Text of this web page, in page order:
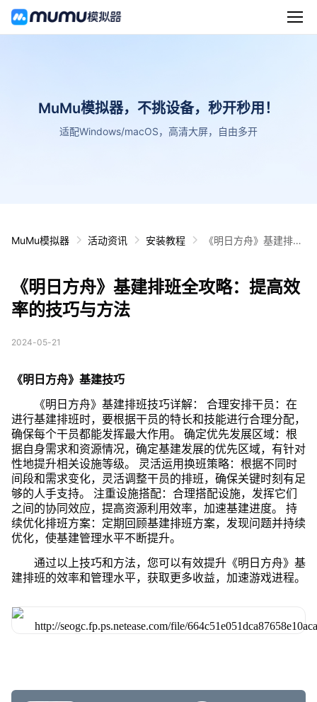
MuMu模拟器，不挑设备，秒开秒用！
适配Windows/macOS，高清大屏，自由多开
MuMu模拟器 活动资讯 安装教程
《明日方舟》基建排班
《明日方舟》基建排班全攻略：提高效
率的技巧与方法
2024-05-21
《明日方舟》基建技巧
《明日方舟》基建排班技巧详解： 合理安排干员：在
进行基建排班时，要根据干员的特长和技能进行合理分配，
确保每个干员都能发挥最大作用。 确定优先发展区域：根
据自身需求和资源情况，确定基建发展的优先区域，有针对
性地提升相关设施等级。 灵活运用换班策略：根据不同时
间段和需求变化，灵活调整干员的排班，确保关键时刻有足
够的人手支持。 注重设施搭配：合理搭配设施，发挥它们
之间的协同效应，提高资源利用效率，加速基建进度。 持
续优化排班方案：定期回顾基建排班方案，发现问题并持续
优化，使基建管理水平不断提升。
通过以上技巧和方法，您可以有效提升《明日方舟》基
建排班的效率和管理水平，获取更多收益，加速游戏进程。